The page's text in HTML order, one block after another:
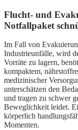
Flucht- und
Notfallpaket
Im Fall von
Industrieunfälle, wird
Vorräte zu lagern,
kompaktem,
medizinischer
unterschätzen den
und tragen zu schwer
Beweglichkeit leidet.
körperlich
Momenten.